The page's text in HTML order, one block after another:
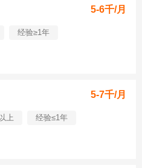
5-6千/月
经验≥1年
5-7千/月
上 经验≤1年